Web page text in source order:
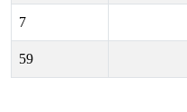
7
59